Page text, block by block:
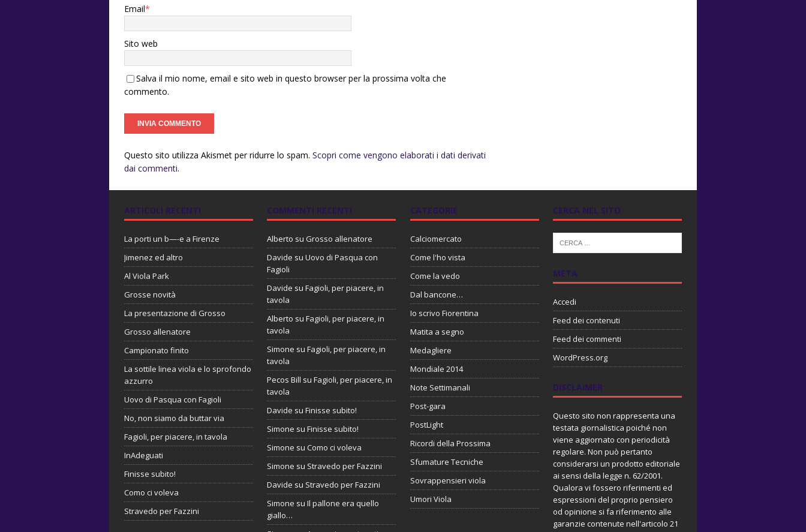
Email*
Sito web
Salva il mio nome, email e sito web in questo browser per la prossima volta che
commento.
Questo sito utilizza Akismet per ridurre lo spam. Scopri come vengono elaborati i dati derivati
dai commenti.
ARTICOLI RECENTI
La porti un b—-e a Firenze
Jimenez ed altro
Al Viola Park
Grosse novità
La presentazione di Grosso
Grosso allenatore
Campionato finito
La sottile linea viola e lo sprofondo
azzurro
Uovo di Pasqua con Fagioli
No, non siamo da buttar via
Fagioli, per piacere, in tavola
InAdeguati
Finisse subito!
Como ci voleva
Stravedo per Fazzini
COMMENTI RECENTI
Alberto su Grosso allenatore
Davide suUovo di Pasqua con
Fagioli
Davide suFagioli, per piacere, in
tavola
Alberto suFagioli, per piacere, in
tavola
Simone suFagioli, per piacere, in
tavola
Pecos Bill suFagioli, per piacere, in
tavola
Davide suFinisse subito!
Simone suFinisse subito!
Simone suComo ci voleva
Simone su Stravedo per Fazzini
Davide su Stravedo per Fazzini
Simone suIl pallone era quello
giallo…
CATEGORIE
Calciomercato
Come l'ho vista
Come la vedo
Dal bancone…
Io scrivo Fiorentina
Matita a segno
Medagliere
Mondiale 2014
Note Settimanali
Post-gara
PostLight
Ricordi della Prossima
Sfumature Tecniche
Sovrappensieri viola
Umori Viola
CERCA NEL SITO
META
Accedi
Feed dei contenuti
Feed dei commenti
WordPress.org
DISCLAIMER
Questo sito non rappresenta una
testata giornalistica poiché non
viene aggiornato con periodicità
regolare. Non può pertanto
considerarsi un prodotto editoriale
ai sensi della legge n. 62/2001.
Qualora vi fossero riferimenti ed
espressioni del proprio pensiero
od opinione si fa riferimento alle
garanzie contenute nell'articolo 21